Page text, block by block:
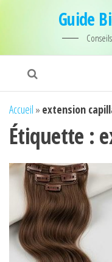
Guide
Accueil » extension
Étiquette :